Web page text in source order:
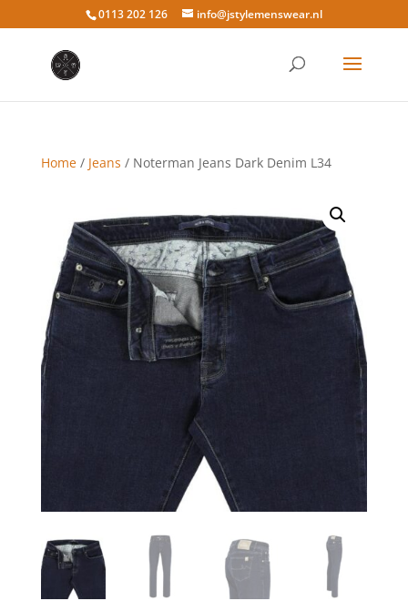
0113 202 126 info@jstylemenswear.nl
Home/ Jeans / Noterman Jeans Dark Denim L34